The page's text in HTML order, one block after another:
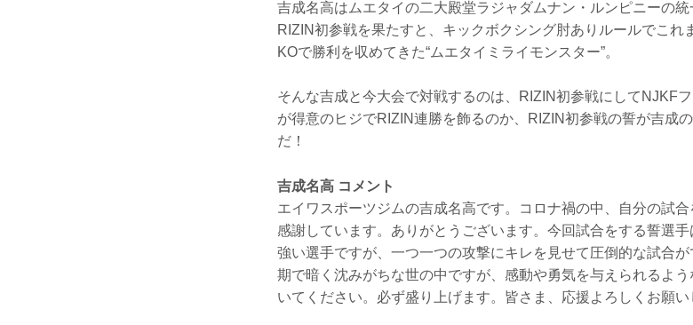
吉成名高はムエタイの二大殿堂ラジャダムナン・ルンピニーの
RIZIN初参戦を果たすと、キックボクシング肘ありルールでこれ
KOで勝利を収めてきた“ムエタイミライモンスター”。
そんな吉成と今大会で対戦するのは、RIZIN初参戦にしてNJKF
が得意のヒジでRIZIN連勝を飾るのか、RIZIN初参戦の誓が吉成
だ！
吉成名高 コメント
エイワスポーツジムの吉成名高です。コロナ禍の中、自分の試
感謝しています。ありがとうございます。今回試合をする誓選
強い選手ですが、一つ一つの攻撃にキレを見せて圧倒的な試合
期で暗く沈みがちな世の中ですが、感動や勇気を与えられるよ
いてください。必ず盛り上げます。皆さま、応援よろしくお願い